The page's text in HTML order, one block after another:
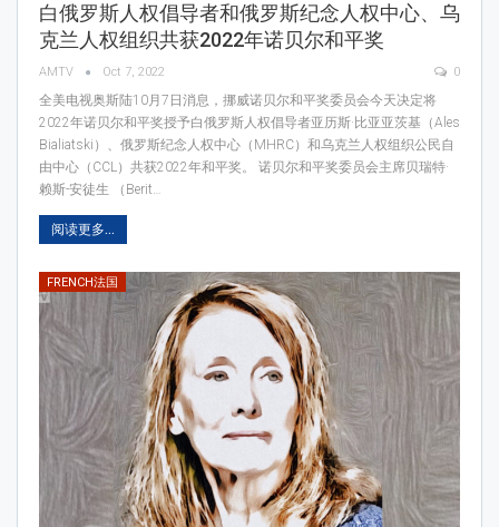
白俄罗斯人权倡导者和俄罗斯纪念人权中心、乌
克兰人权组织共获2022年诺贝尔和平奖
AMTV Oct 7, 2022 0
全美电视奥斯陆10月7日消息，挪威诺贝尔和平奖委员会今天决定将
2022年诺贝尔和平奖授予白俄罗斯人权倡导者亚历斯·比亚亚茨基（Ales
Bialiatski）、俄罗斯纪念人权中心（MHRC）和乌克兰人权组织公民自
由中心（CCL）共获2022年和平奖。 诺贝尔和平奖委员会主席贝瑞特·
赖斯-安徒生 （Berit…
阅读更多...
FRENCH法国